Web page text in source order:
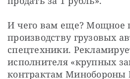
И чего вам еще? Мощное
производству грузовых
спецтехники.
исполнителя «крупных
контрактам Минобороны